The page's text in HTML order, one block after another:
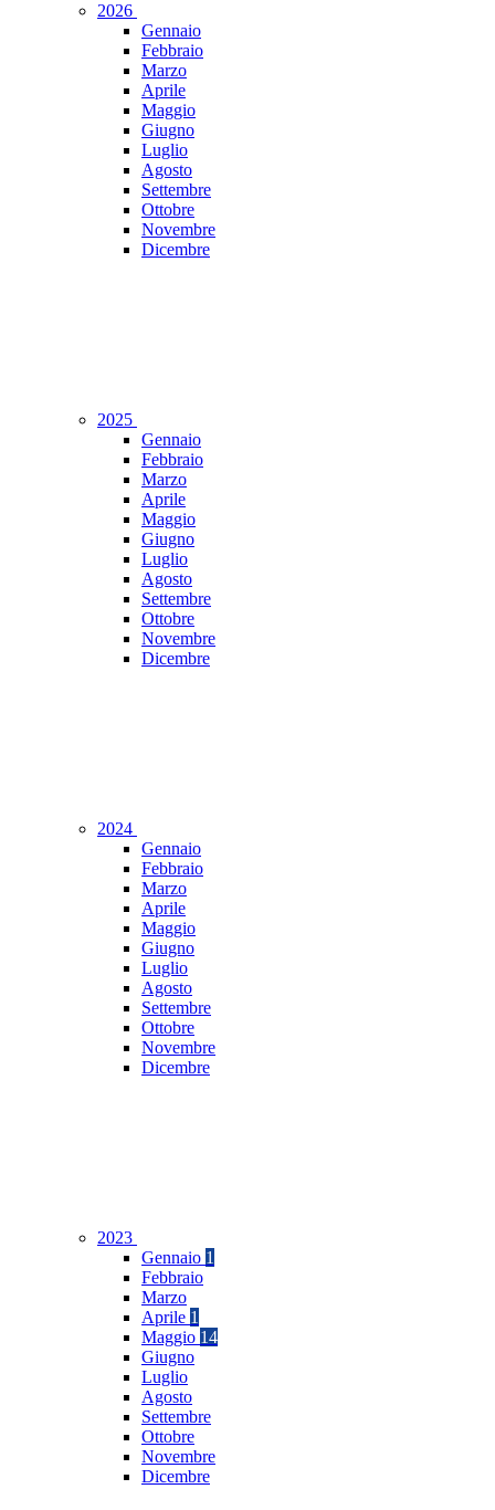
2026
Gennaio
Febbraio
Marzo
Aprile
Maggio
Giugno
Luglio
Agosto
Settembre
Ottobre
Novembre
Dicembre
2025
Gennaio
Febbraio
Marzo
Aprile
Maggio
Giugno
Luglio
Agosto
Settembre
Ottobre
Novembre
Dicembre
2024
Gennaio
Febbraio
Marzo
Aprile
Maggio
Giugno
Luglio
Agosto
Settembre
Ottobre
Novembre
Dicembre
2023
Gennaio 1
Febbraio
Marzo
Aprile 1
Maggio 14
Giugno
Luglio
Agosto
Settembre
Ottobre
Novembre
Dicembre